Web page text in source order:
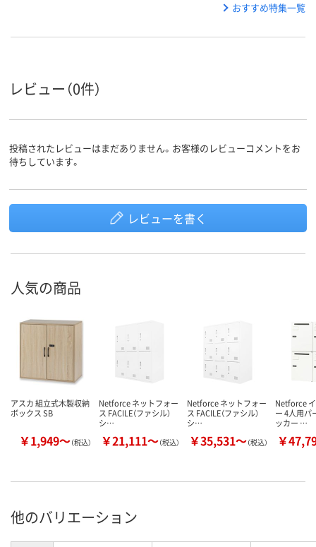
おすすめ特集一覧
レビュー（0件）
投稿されたレビューはまだありません。お客様のレビューコメントをお
待ちしています。
レビューを書く
人気の商品
アスカ 組立式木製収納
ボックス SB
￥1,949～（税込）
Netforce ネットフォー
ス FACILE（ファシル）
シ…
￥21,111～（税込）
Netforce ネットフォー
ス FACILE（ファシル）
シ…
￥35,531～（税込）
Netforce
ー 4人用パ
ッカー …
￥
他のバリエーション